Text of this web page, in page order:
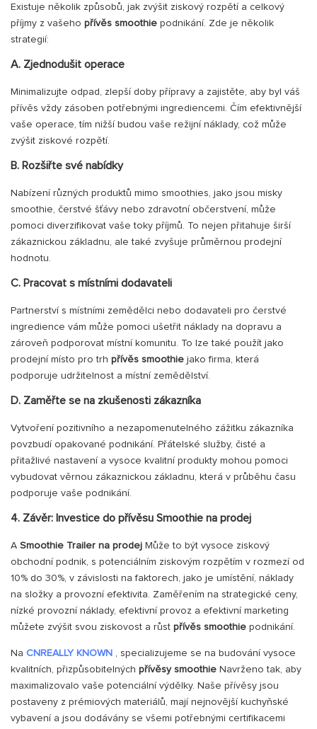
Existuje několik způsobů, jak zvýšit ziskový rozpětí a celkový
příjmy z vašeho přívěs smoothie podnikání. Zde je několik
strategií:
A. Zjednodušit operace
Minimalizujte odpad, zlepší doby přípravy a zajistěte, aby byl váš
přívěs vždy zásoben potřebnými ingrediencemi. Čím efektivnější
vaše operace, tím nižší budou vaše režijní náklady, což může
zvýšit ziskové rozpětí.
B. Rozšiřte své nabídky
Nabízení různých produktů mimo smoothies, jako jsou misky
smoothie, čerstvé šťávy nebo zdravotní občerstvení, může
pomoci diverzifikovat vaše toky příjmů. To nejen přitahuje širší
zákaznickou základnu, ale také zvyšuje průměrnou prodejní
hodnotu.
C. Pracovat s místními dodavateli
Partnerství s místními zemědělci nebo dodavateli pro čerstvé
ingredience vám může pomoci ušetřit náklady na dopravu a
zároveň podporovat místní komunitu. To lze také použít jako
prodejní místo pro trh přívěs smoothie jako firma, která
podporuje udržitelnost a místní zemědělství.
D. Zaměřte se na zkušenosti zákazníka
Vytvoření pozitivního a nezapomenutelného zážitku zákazníka
povzbudí opakované podnikání. Přátelské služby, čisté a
přitažlivé nastavení a vysoce kvalitní produkty mohou pomoci
vybudovat věrnou zákaznickou základnu, která v průběhu času
podporuje vaše podnikání.
4. Závěr: Investice do přívěsu Smoothie na prodej
A Smoothie Trailer na prodej Může to být vysoce ziskový
obchodní podnik, s potenciálním ziskovým rozpětím v rozmezí od
10% do 30%, v závislosti na faktorech, jako je umístění, náklady
na složky a provozní efektivita. Zaměřením na strategické ceny,
nízké provozní náklady, efektivní provoz a efektivní marketing
můžete zvýšit svou ziskovost a růst přívěs smoothie podnikání.
Na CNREALLY KNOWN , specializujeme se na budování vysoce
kvalitních, přizpůsobitelných přívěsy smoothie Navrženo tak, aby
maximalizovalo vaše potenciální výdělky. Naše přívěsy jsou
postaveny z prémiových materiálů, mají nejnovější kuchyňské
vybavení a jsou dodávány se všemi potřebnými certifikacemi